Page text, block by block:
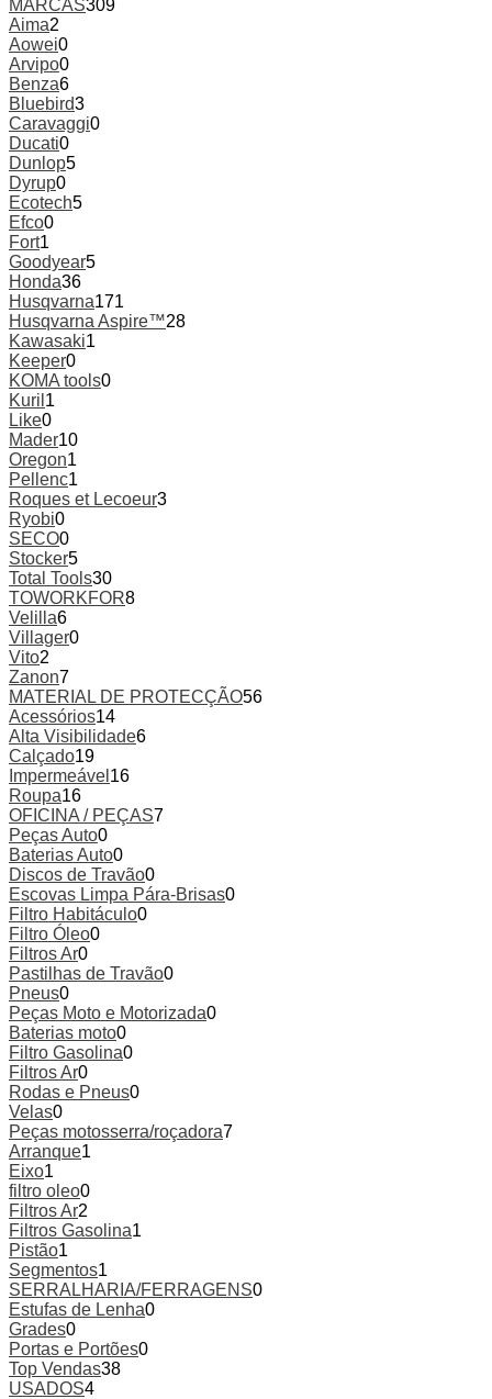
MARCAS309
Aima2
Aowei0
Arvipo0
Benza6
Bluebird3
Caravaggi0
Ducati0
Dunlop5
Dyrup0
Ecotech5
Efco0
Fort1
Goodyear5
Honda36
Husqvarna171
Husqvarna Aspire™28
Kawasaki1
Keeper0
KOMA tools0
Kuril 1
Like0
Mader10
Oregon1
Pellenc1
Roques et Lecoeur3
Ryobi0
SECO0
Stocker5
Total Tools30
TOWORKFOR8
Velilla6
Villager0
Vito2
Zanon7
MATERIAL DE PROTECÇÃO56
Acessórios14
Alta Visibilidade6
Calçado19
Impermeável 16
Roupa16
OFICINA / PEÇAS7
Peças Auto0
Baterias Auto0
Discos de Travão0
Escovas Limpa Pára-Brisas0
Filtro Habitáculo0
Filtro Óleo0
Filtros Ar0
Pastilhas de Travão0
Pneus0
Peças Moto e Motorizada0
Baterias moto0
Filtro Gasolina0
Filtros Ar0
Rodas e Pneus0
Velas0
Peças motosserra/roçadora7
Arranque1
Eixo1
filtro oleo0
Filtros Ar2
Filtros Gasolina1
Pistão1
Segmentos1
SERRALHARIA/FERRAGENS0
Estufas de Lenha0
Grades0
Portas e Portões0
Top Vendas38
USADOS4